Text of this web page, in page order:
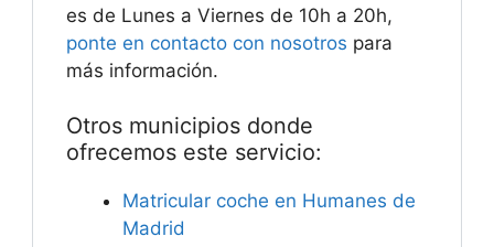
es de Lunes a Viernes de 10h a 20h,
ponte en contacto con nosotros para
más información.
Otros municipios donde
ofrecemos este servicio:
Matricular coche en Humanes de
Madrid